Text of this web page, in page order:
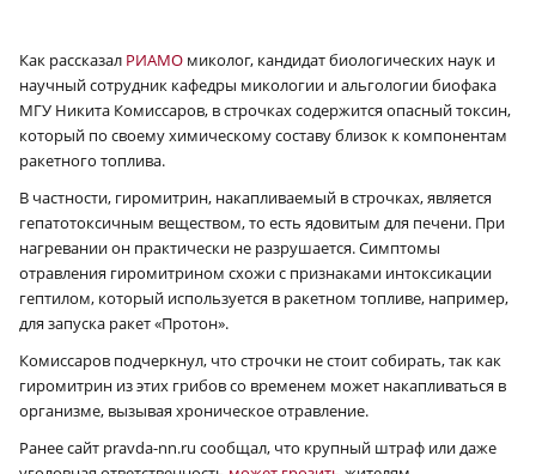
Как рассказал РИАМО миколог, кандидат биологических наук и
научный сотрудник кафедры микологии и альгологии биофака
МГУ Никита Комиссаров, в строчках содержится опасный токсин,
который по своему химическому составу близок к компонентам
ракетного топлива.
В частности, гиромитрин, накапливаемый в строчках, является
гепатотоксичным веществом, то есть ядовитым для печени. При
нагревании он практически не разрушается. Симптомы
отравления гиромитрином схожи с признаками интоксикации
гептилом, который используется в ракетном топливе, например,
для запуска ракет «Протон».
Комиссаров подчеркнул, что строчки не стоит собирать, так как
гиромитрин из этих грибов со временем может накапливаться в
организме, вызывая хроническое отравление.
Ранее сайт pravda-nn.ru сообщал, что крупный штраф или даже